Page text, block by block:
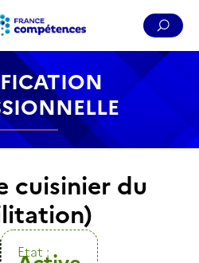
Menu Pied de page
cuisinier du
Etat :